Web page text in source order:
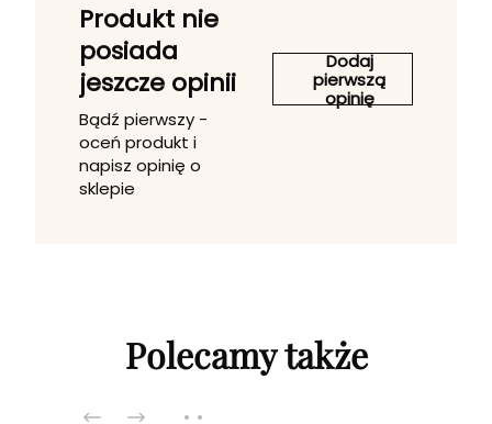
Produkt nie
posiada
jeszcze opinii
Bądź pierwszy -
oceń produkt i
napisz opinię o
sklepie
Dodaj
pierwszą
opinię
Polecamy także